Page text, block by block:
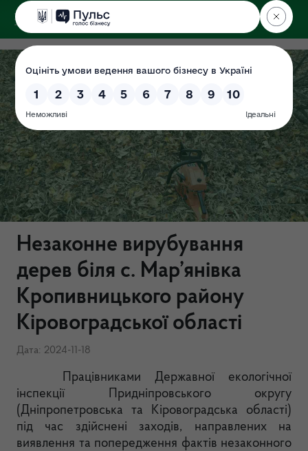
ДЕРЖЕКОІНСПЕКЦІЯ
Незаконне вирубування
дерев біля с. Мар’янівка
Кропивницького району
Кіровоградської області
Дата: 2024-11-18
Працівниками Державної екологічної
інспекції Придніпровського округу
(Дніпропетровська та Кіровоградська області)
під час здійснені заходів, направлених на
виявлення та попередження фактів незаконного